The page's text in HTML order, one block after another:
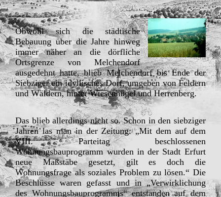
Obwohl sich die städtische
Bebauung über die Jahre hinweg
immer näher an die dörfliche
Ortsgrenze von Melchendorf
ausgedehnt hatte, blieb Melchendorf bis Ende der
Siebziger ein idyllisches Dorf, umgeben von Feldern
und Wäldern, hinter Wiesenhügel und Herrenberg.
Das blieb allerdings nicht so. Schon in den siebziger
Jahren las man in der Zeitung: „Mit dem auf dem
VIII. Parteitag beschlossenen
Wohnungsbauprogramm wurden in der Stadt Erfurt
neue Maßstäbe gesetzt, gilt es doch die
Wohnungsfrage als soziales Problem zu lösen.“ Die
Beschlüsse waren gefasst und in „Verwirklichung
des Wohnungsbauprogramms“ entstanden auf dem